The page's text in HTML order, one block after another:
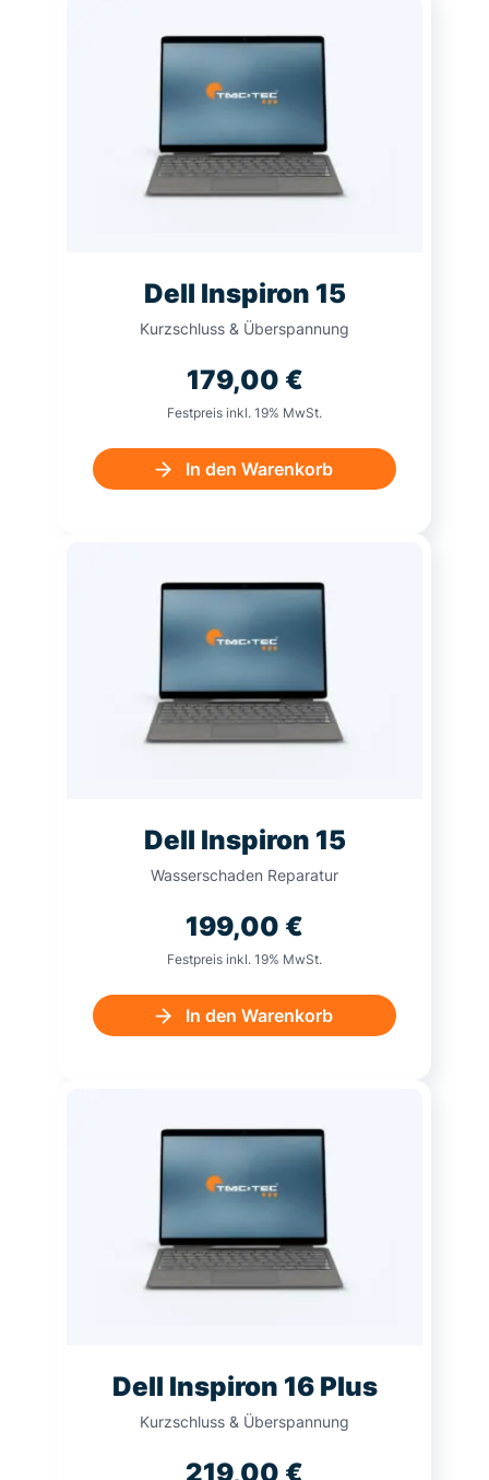
Dell Inspiron 15
Kurzschluss & Überspannung
179,00 €
Festpreis inkl. 19% MwSt.
In den Warenkorb
Dell Inspiron 15
Wasserschaden Reparatur
199,00 €
Festpreis inkl. 19% MwSt.
In den Warenkorb
Dell Inspiron 16 Plus
Kurzschluss & Überspannung
219,00 €